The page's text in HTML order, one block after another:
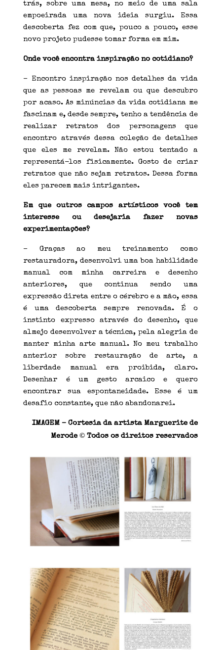
trás, sobre uma mesa, no meio de uma sala
empoeirada uma nova ideia surgiu. Essa
descoberta fez com que, pouco a pouco, esse
novo projeto pudesse tomar forma em mim.
Onde você encontra inspiração no cotidiano?
– Encontro inspiração nos detalhes da vida
que as pessoas me revelam ou que descubro
por acaso. As minúncias da vida cotidiana me
fascinam e, desde sempre, tenho a tendência de
realizar retratos dos personagens que
encontro através dessa coleção de detalhes
que eles me revelam. Não estou tentado a
representá-los fisicamente. Gosto de criar
retratos que não sejam retratos. Dessa forma
eles parecem mais intrigantes.
Em que outros campos artísticos você tem
interesse ou desejaria fazer novas
experimentações?
– Graças ao meu treinamento como
restauradora, desenvolvi uma boa habilidade
manual com minha carreira e desenho
anteriores, que continua sendo uma
expressão direta entre o cérebro e a mão, essa
é uma descoberta sempre renovada. É o
instinto expresso através do desenho, que
almejo desenvolver a técnica, pela alegria de
manter minha arte manual. No meu trabalho
anterior sobre restauração de arte, a
liberdade manual era proibida, claro.
Desenhar é um gesto arcaico e quero
encontrar sua espontaneidade. Esse é um
desafio constante, que não abandonarei.
IMAGEM – Cortesia da artista Marguerite de
Merode ©Todos os direitos reservados